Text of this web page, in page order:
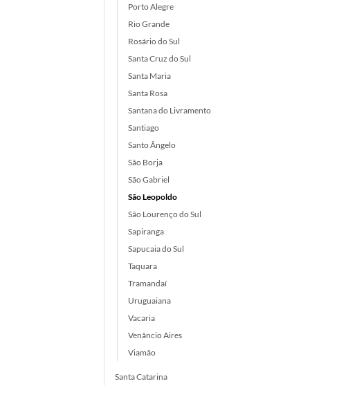
Porto Alegre
Rio Grande
Rosário do Sul
Santa Cruz do Sul
Santa Maria
Santa Rosa
Santana do Livramento
Santiago
Santo Ângelo
São Borja
São Gabriel
São Leopoldo
São Lourenço do Sul
Sapiranga
Sapucaia do Sul
Taquara
Tramandaí
Uruguaiana
Vacaria
Venâncio Aires
Viamão
Santa Catarina